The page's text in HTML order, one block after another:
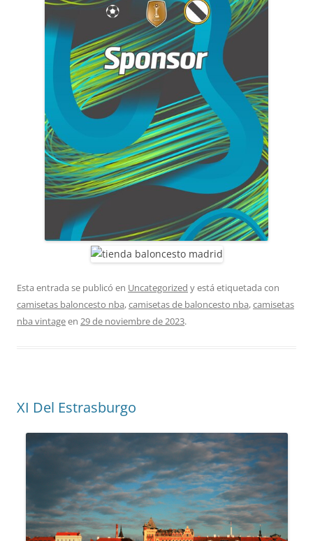
Esta entrada se publicó en Uncategorized y está etiquetada con
camisetas baloncesto nba,camisetas de baloncesto nba,camisetas
nba vintageen 29 de noviembre de 2023.
XI Del Estrasburgo